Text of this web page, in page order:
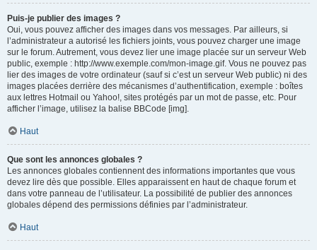
Puis-je publier des images ?
Oui, vous pouvez afficher des images dans vos messages. Par ailleurs, si
l’administrateur a autorisé les fichiers joints, vous pouvez charger une image
sur le forum. Autrement, vous devez lier une image placée sur un serveur Web
public, exemple : http://www.exemple.com/mon-image.gif. Vous ne pouvez pas
lier des images de votre ordinateur (sauf si c’est un serveur Web public) ni des
images placées derrière des mécanismes d’authentification, exemple : boîtes
aux lettres Hotmail ou Yahoo!, sites protégés par un mot de passe, etc. Pour
afficher l’image, utilisez la balise BBCode [img].
Haut
Que sont les annonces globales ?
Les annonces globales contiennent des informations importantes que vous
devez lire dès que possible. Elles apparaissent en haut de chaque forum et
dans votre panneau de l’utilisateur. La possibilité de publier des annonces
globales dépend des permissions définies par l’administrateur.
Haut